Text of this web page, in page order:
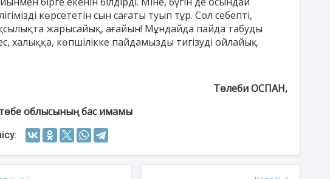
көрсететін сын сағаты туып тұр. Сол себепті,
жарысайық, ағайын! Мұндайда пайда табуды
халыққа, көпшілікке пайдамызды тигізуді ойлайық.
Төлеби ОСПАН,
облысының бас имамы